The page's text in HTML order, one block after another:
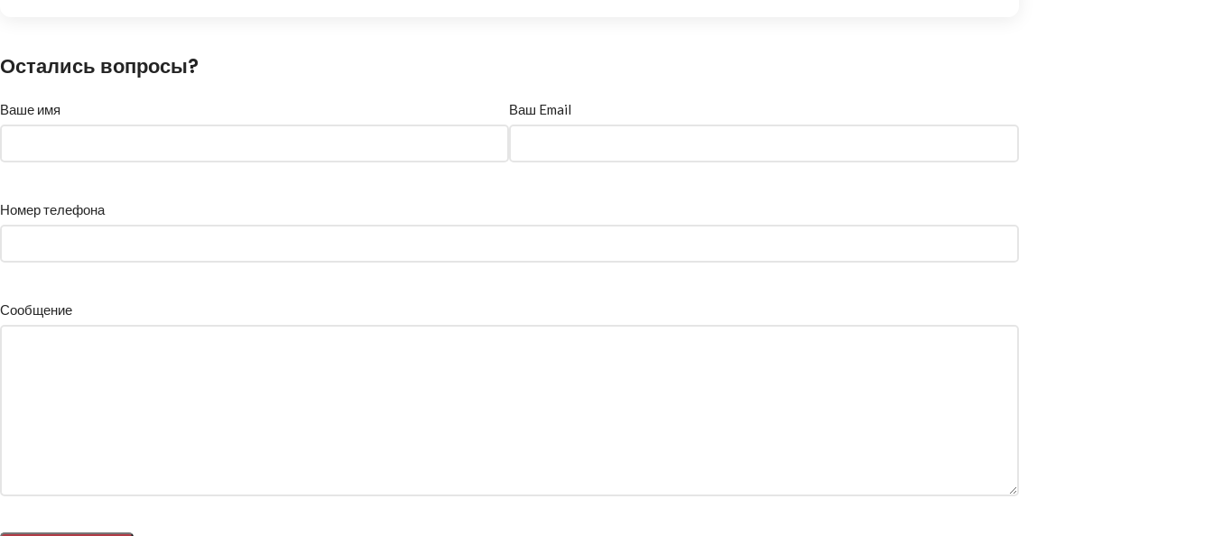
Остались вопросы?
Ваше имя Ваш Email
Номер телефона
Сообщение